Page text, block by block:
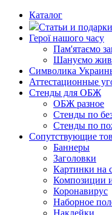
Каталог
Статьи и подарки
Герої нашого часу
Пам'ятаємо
Шануємо
Символика
Аттестационные
Стенды для ОБЖ
ОБЖ разное
Стенды по
Стенды по
Сопутствующие
Баннеры
Заголовки
Картинки на
Композиции
Коронавирус
Наборное
Наклейки